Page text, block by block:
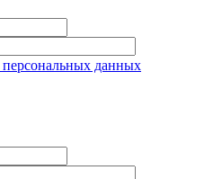
персональных данных